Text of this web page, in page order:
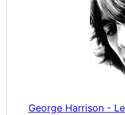
George Harrison -